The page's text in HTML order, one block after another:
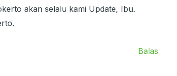
akan selalu kami Update, Ibu.
Balas